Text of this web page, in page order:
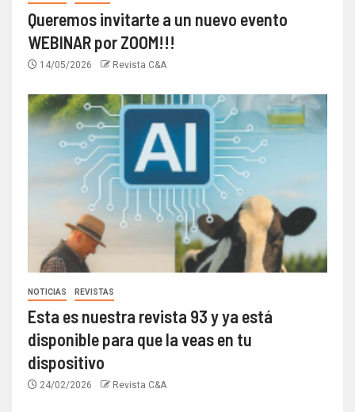
Queremos invitarte a un nuevo evento
WEBINAR por ZOOM!!!
14/05/2026 Revista C&A
NOTICIAS REVISTAS
Esta es nuestra revista 93 y ya está
disponible para que la veas en tu
dispositivo
24/02/2026 Revista C&A